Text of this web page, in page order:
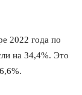
2022 года по
на 34,4%. Это